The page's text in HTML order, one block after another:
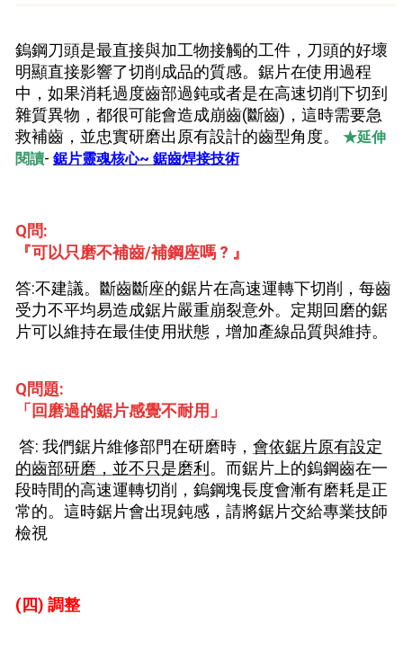
鎢鋼刀頭是最直接與加工物接觸的工件，刀頭的好壞
明顯直接影響了切削成品的質感。 鋸片在使用過程
中，如果消耗過度齒部過鈍或者是在高速切削下切到
雜質異物，都很可能會造成崩齒(斷齒)，這時需要急
救補齒，並忠實研磨出原有設計的齒型角度。 ★延伸
閱讀- 鋸片靈魂核心~ 鋸齒焊接技術
Q問:
『可以只磨不補齒/補鋼座嗎 ? 』
答:不建議。斷齒斷座的鋸片在高速運轉下切削，每齒
受力不平均易造成鋸片嚴重崩裂意外。定期回磨的鋸
片可以維持在最佳使用狀態，增加產線品質與維持。
Q問題:
「回磨過的鋸片感覺不耐用」
答: 我們鋸片維修部門在研磨時， 會依鋸片原有設定
的齒部研磨，並不只是磨利。而鋸片上的鎢鋼齒在一
段時間的高速運轉切削，鎢鋼塊長度會漸有磨耗是正
常的。這時鋸片會出現鈍感，請將鋸片交給專業技師
檢視
(四) 調整